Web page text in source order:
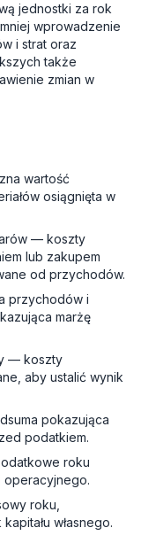
jednostki za rok
wprowadzenie
i strat oraz
także
zmian w
wartość
osiągnięta w
— koszty
lub zakupem
od przychodów.
przychodów i
marżę
— koszty
aby ustalić wynik
pokazująca
podatkiem.
roku
roku,
własnego.